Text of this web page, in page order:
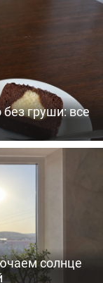
груши: все
солнце